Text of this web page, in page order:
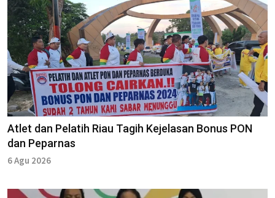
Atlet dan Pelatih Riau Tagih Kejelasan Bonus PON
dan Peparnas
6 Agu 2026